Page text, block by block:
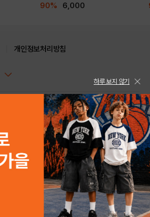
리에스터65% 면30% 폴리우레탄5%
YELLOW
90% 6,000
구매하기
개인정보처리방침
6층 (논현동, 한세엠케이빌딩)
서울강남-04239
18:00 토/일/공휴일 휴무)
휴무)
ALL RIGHTS RESERVED.
하루 보지 않기